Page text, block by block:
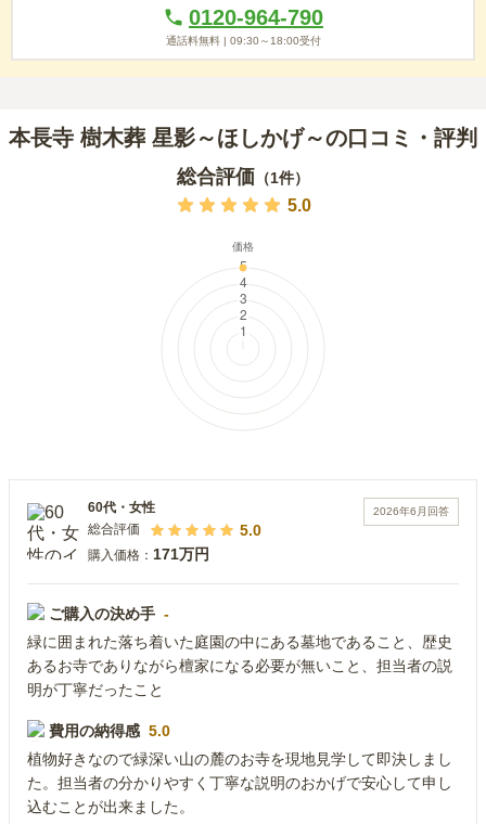
0120-964-790
通話料無料 | 09:30～18:00受付
本長寺 樹木葬 星影～ほしかげ～の口コミ・評判
総合評価 （1件）
5.0
2026年6月 回答
60代 ・ 女性
総合評価
5.0
購入価格： 171万円
ご購入の決め手 -
緑に囲まれた落ち着いた庭園の中にある墓地であること、歴史
あるお寺でありながら檀家になる必要が無いこと、担当者の説
明が丁寧だったこと
費用の納得感 5.0
植物好きなので緑深い山の麓のお寺を現地見学して即決しまし
た。担当者の分かりやすく丁寧な説明のおかげで安心して申し
込むことが出来ました。